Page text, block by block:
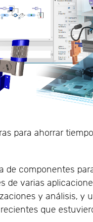
para ahorrar
componentes
de varias
y análisis, y
que